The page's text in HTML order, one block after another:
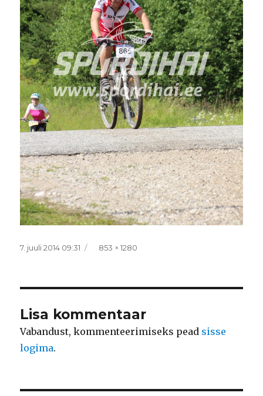
Postitatud
7. juuli 2014 09:31 Täissuurus
853 × 1280
Lisa kommentaar
Vabandust, kommenteerimiseks pead sisse
logima.